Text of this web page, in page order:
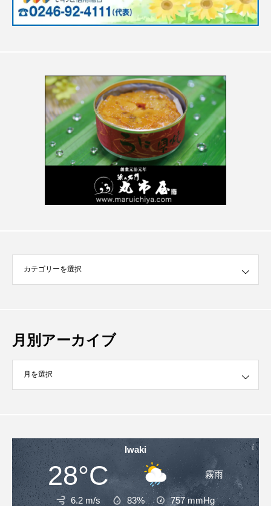
月別アーカイブ
ブ
Iwaki
28°C 霧雨
6.2 m/s 83% 757mmHg